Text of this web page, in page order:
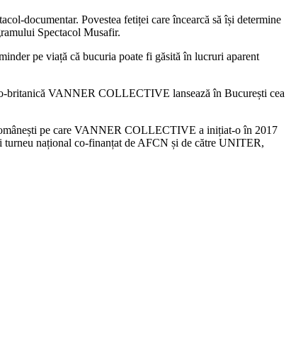
documentar. Povestea fetiței care încearcă să își determine
Spectacol Musafir.
pe viață că bucuria poate fi găsită în lucruri aparent
britanică VANNER COLLECTIVE lansează în București cea
pe care VANNER COLLECTIVE a inițiat-o în 2017
național co-finanțat de AFCN și de către UNITER,